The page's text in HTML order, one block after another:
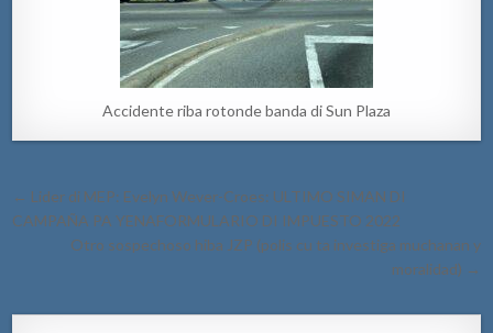
Accidente riba rotonde banda di Sun Plaza
Post
navigation
← Lider di MEP: Evelyn Wever-Croes: ULTIMO SIMAN DI
CAMPAÑA PA YENAFORMULARIO DI IMPUESTO 2022
Otro sospechoso hiba JZP (polis cu ta investiga muchanan y
moralidad) →